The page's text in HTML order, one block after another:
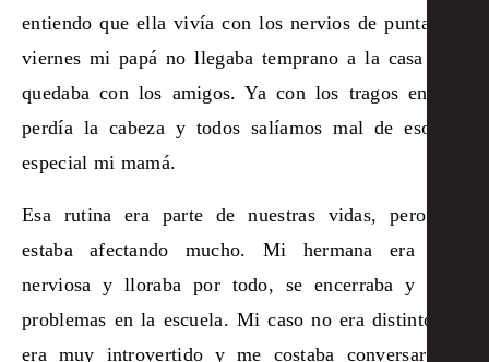
entiendo que ella vivía con los nervios de punta, los
viernes mi papá no llegaba temprano a la casa y se
quedaba con los amigos. Ya con los tragos encima
perdía la cabeza y todos salíamos mal de eso, en
especial mi mamá.
Esa rutina era parte de nuestras vidas, pero nos
estaba afectando mucho. Mi hermana era muy
nerviosa y lloraba por todo, se encerraba y tenía
problemas en la escuela. Mi caso no era distinto, yo
era muy introvertido y me costaba conversar con